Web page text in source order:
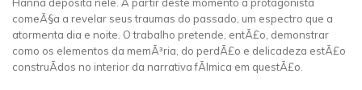
comeÃ§a a revelar seus traumas do passado, um espectro que a
atormenta dia e noite. O trabalho pretende, entÃ£o, demonstrar
como os elementos da memÃ³ria, do perdÃ£o e delicadeza estÃ£o
construÃ­dos no interior da narrativa fÃ­lmica em questÃ£o.